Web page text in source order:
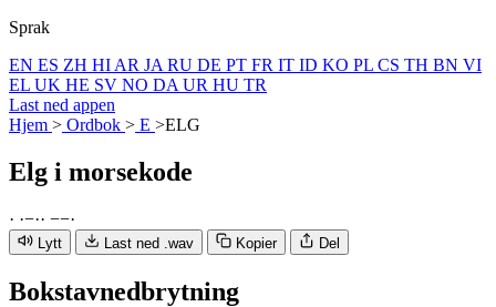
Sprak
EN ES ZH HI AR JA RU DE PT FR IT ID KO PL CS TH BN VI
EL UK HE SV NO DA UR HU TR
Last ned appen
Hjem > Ordbok > E >ELG
Elg i morsekode
· ·−·· −−·
Lytt Last ned .wav Kopier Del
Bokstavnedbrytning